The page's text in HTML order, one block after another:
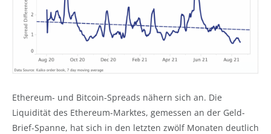
Ethereum- und Bitcoin-Spreads nähern sich an. Die
Liquidität des Ethereum-Marktes, gemessen an der Geld-
Brief-Spanne, hat sich in den letzten zwölf Monaten deutlich